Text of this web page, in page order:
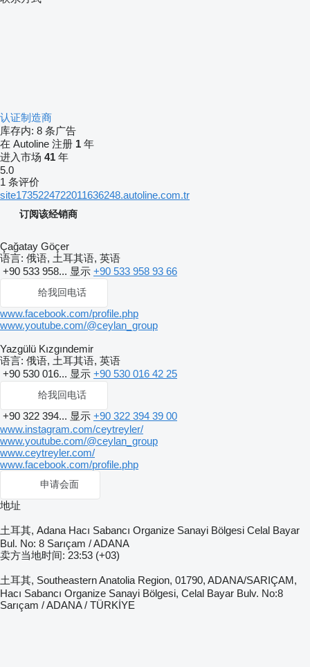
认证制造商
库存内: 8 条广告
在 Autoline 注册 1 年
进入市场 41 年
5.0
1 条评价
site1735224722011636248.autoline.com.tr
订阅该经销商
Çağatay Göçer
语言: 俄语, 土耳其语, 英语
+90 533 958... 显示 +90 533 958 93 66
给我回电话
www.facebook.com/profile.php
www.youtube.com/@ceylan_group
Yazgülü Kızgındemir
语言: 俄语, 土耳其语, 英语
+90 530 016... 显示 +90 530 016 42 25
给我回电话
+90 322 394... 显示 +90 322 394 39 00
www.instagram.com/ceytreyler/
www.youtube.com/@ceylan_group
www.ceytreyler.com/
www.facebook.com/profile.php
申请会面
地址
土耳其, Adana Hacı Sabancı Organize Sanayi Bölgesi Celal Bayar
Bul. No: 8 Sarıçam / ADANA
卖方当地时间: 23:53 (+03)
土耳其, Southeastern Anatolia Region, 01790, ADANA/SARIÇAM,
Hacı Sabancı Organize Sanayi Bölgesi, Celal Bayar Bulv. No:8
Sarıçam / ADANA / TÜRKİYE